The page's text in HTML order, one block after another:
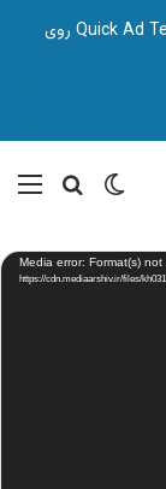
🎯 قبل از شروع کمپین، تصمیم درست بگیر! با Quick Ad Test روی
تغییر پوسته
Media error: Format(s)